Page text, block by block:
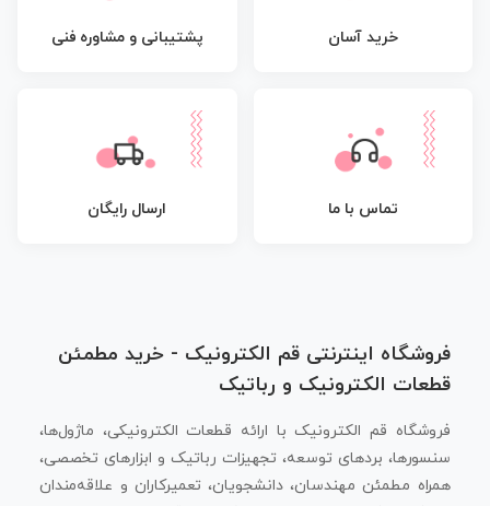
خرید آسان پشتیبانی و مشاوره فنی
تماس با ما ارسال رایگان
فروشگاه اینترنتی قم الکترونیک - خرید مطمئن
قطعات الکترونیک و رباتیک
فروشگاه قم الکترونیک با ارائه قطعات الکترونیکی، ماژول‌ها،
سنسورها، بردهای توسعه، تجهیزات رباتیک و ابزارهای تخصصی،
همراه مطمئن مهندسان، دانشجویان، تعمیرکاران و علاقه‌مندان